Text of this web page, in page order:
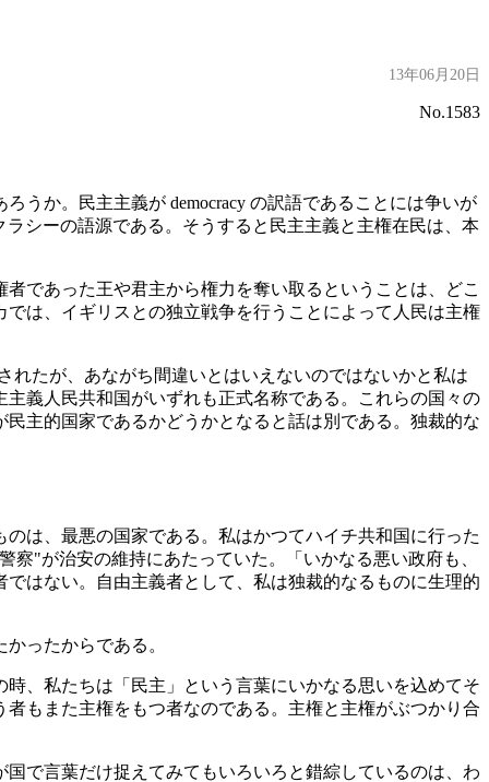
13年06月20日
No.1583
うか。民主主義が democracy の訳語であることには争いが
ラシーの語源である。そうすると民主主義と主権在民は、本
であった王や君主から権力を奪い取るということは、どこ
は、イギリスとの独立戦争を行うことによって人民は主権
れたが、あながち間違いとはいえないのではないかと私は
義人民共和国がいずれも正式名称である。これらの国々の
主的国家であるかどうかとなると話は別である。独裁的な
は、最悪の国家である。私はかつてハイチ共和国に行った
"が治安の維持にあたっていた。「いかなる悪い政府も、
はない。自由主義者として、私は独裁的なるものに生理的
ったからである。
、私たちは「民主」という言葉にいかなる思いを込めてそ
もまた主権をもつ者なのである。主権と主権がぶつかり合
で言葉だけ捉えてみてもいろいろと錯綜しているのは、わ